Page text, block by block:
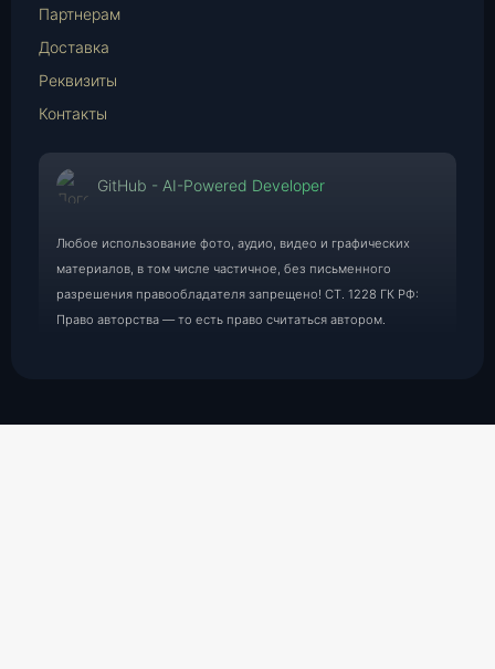
Партнерам
Доставка
Реквизиты
Контакты
GitHub - AI-Powered Developer
Любое использование фото, аудио, видео и графических
материалов, в том числе частичное, без письменного
разрешения правообладателя запрещено! СТ. 1228 ГК РФ:
Право авторства — то есть право считаться автором.